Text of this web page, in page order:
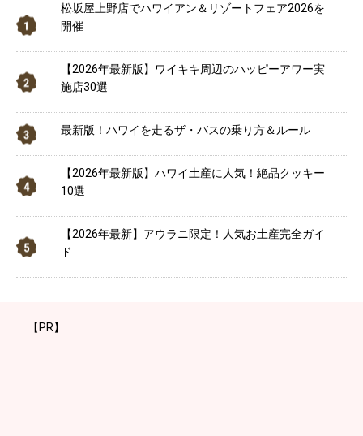
松坂屋上野店でハワイアン＆リゾートフェア2026を
開催
【2026年最新版】ワイキキ周辺のハッピーアワー実
施店30選
最新版！ハワイを走るザ・バスの乗り方＆ルール
【2026年最新版】ハワイ土産に人気！絶品クッキー
10選
【2026年最新】アウラニ限定！人気お土産完全ガイ
ド
【PR】